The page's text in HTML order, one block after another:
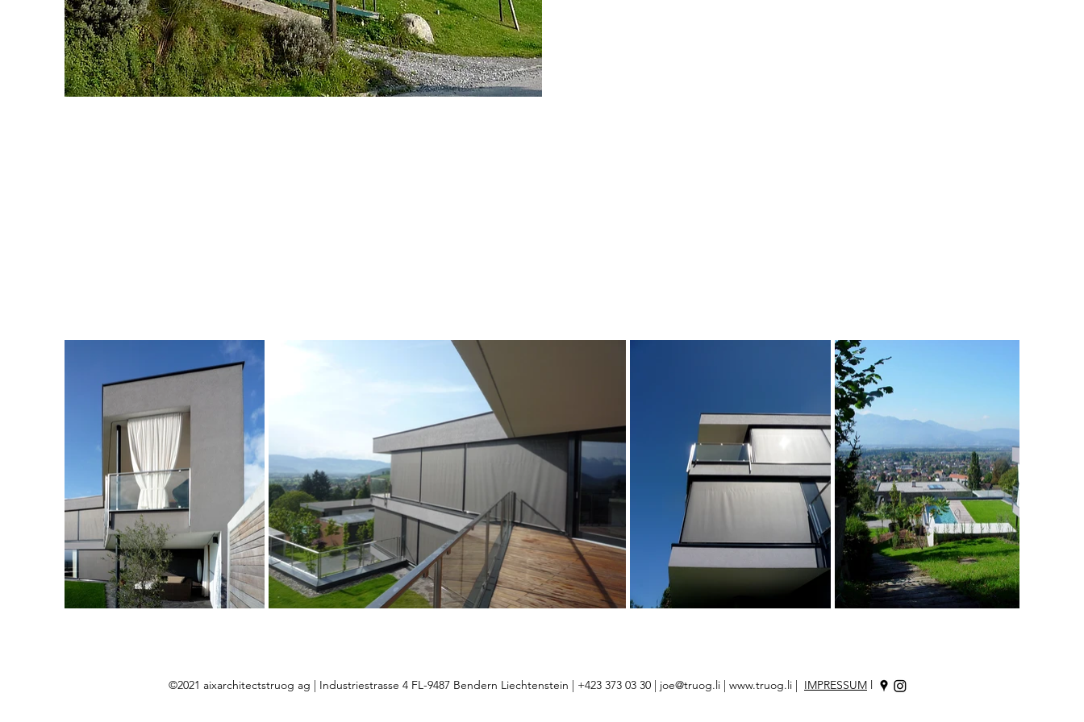
©2021 aixarchitectstruog ag | Industriestrasse 4 FL-9487 Bendern Liechtenstein | +423 373 03 30 | joe@truog.li | www.truog.li | IMPRESSUM l